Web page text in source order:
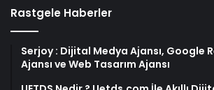
Rastgele Haberler
Serjoy : Dijital Medya Ajansı, Google
Ajansı ve Web Tasarım Ajansı